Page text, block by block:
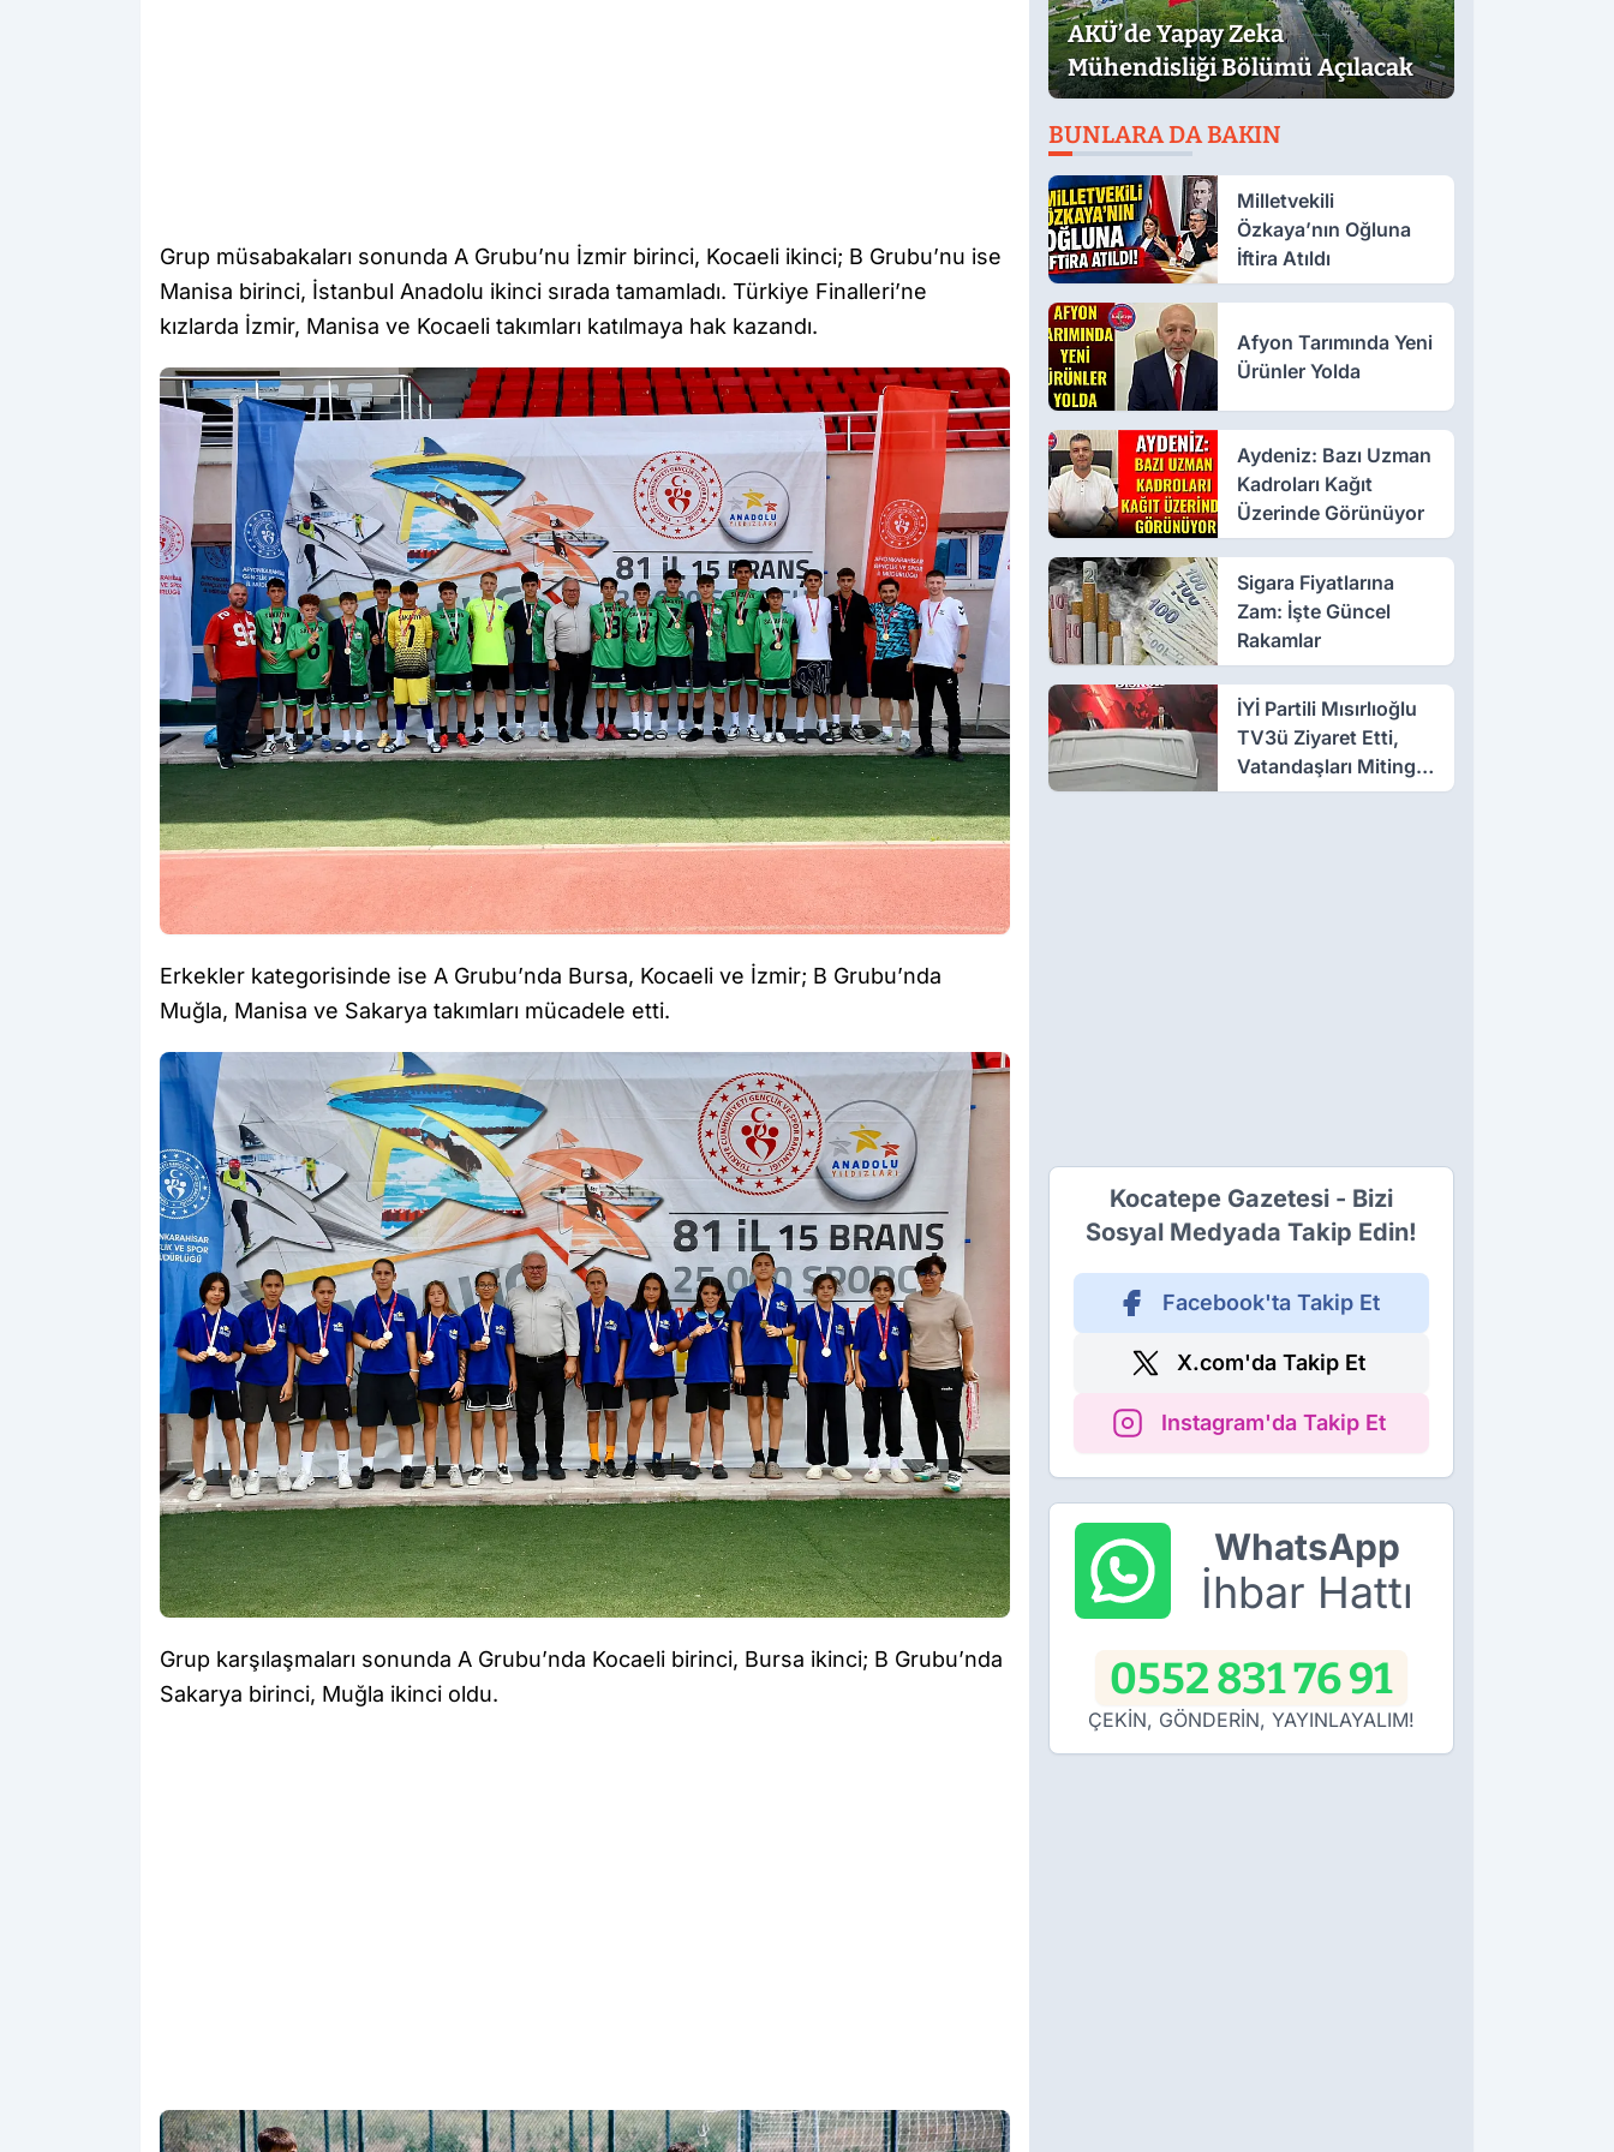
Grup müsabakaları sonunda A Grubu’nu İzmir birinci, Kocaeli ikinci; B Grubu’nu ise
Manisa birinci, İstanbul Anadolu ikinci sırada tamamladı. Türkiye Finalleri’ne
kızlarda İzmir, Manisa ve Kocaeli takımları katılmaya hak kazandı.
Erkekler kategorisinde ise A Grubu’nda Bursa, Kocaeli ve İzmir; B Grubu’nda
Muğla, Manisa ve Sakarya takımları mücadele etti.
Grup karşılaşmaları sonunda A Grubu’nda Kocaeli birinci, Bursa ikinci; B Grubu’nda
Sakarya birinci, Muğla ikinci oldu.
AKÜ’de Yapay Zeka
Mühendisliği Bölümü Açılacak
BUNLARA DA BAKIN
Milletvekili
Özkaya’nın Oğluna
İftira Atıldı
Afyon Tarımında Yeni
Ürünler Yolda
Aydeniz: Bazı Uzman
Kadroları Kağıt
Üzerinde Görünüyor
Sigara Fiyatlarına
Zam: İşte Güncel
Rakamlar
İYİ Partili Mısırlıoğlu
TV3ü Ziyaret Etti,
Vatandaşları Mitinge
Davet Etti
Kocatepe Gazetesi - Bizi
Sosyal Medyada Takip Edin!
Facebook'ta Takip Et
X.com'da Takip Et
Instagram'da Takip Et
WhatsApp
İhbar Hattı
0552 831 76 91
ÇEKİN, GÖNDERİN, YAYINLAYALIM!